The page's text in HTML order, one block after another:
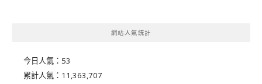
網站人氣統計
今日人氣： 53
累計人氣： 11,363,707